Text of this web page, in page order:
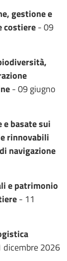
gestione e
costiere- 09
- 09 giugno
basate sui
rinnovabili
navigazione
e patrimonio
- 11
dicembre 2026